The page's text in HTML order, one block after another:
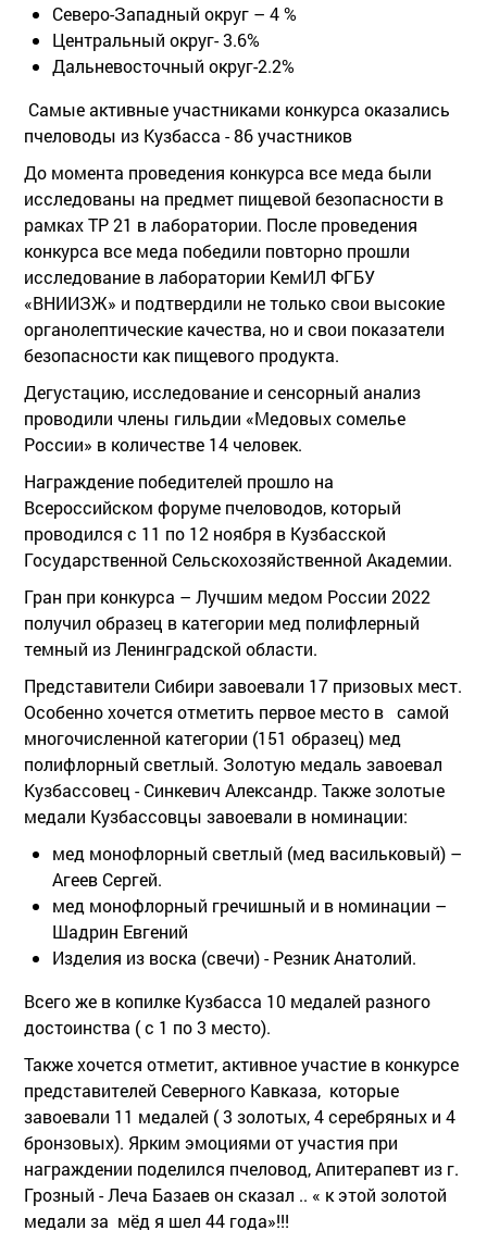
Северо-Западный округ – 4 %
Центральный округ- 3.6%
Дальневосточный округ-2.2%
Самые активные участниками конкурса оказались
пчеловоды из Кузбасса - 86 участников
До момента проведения конкурса все меда были
исследованы на предмет пищевой безопасности в
рамках ТР 21 в лаборатории. После проведения
конкурса все меда победили повторно прошли
исследование в лаборатории КемИЛ ФГБУ
«ВНИИЗЖ» и подтвердили не только свои высокие
органолептические качества, но и свои показатели
безопасности как пищевого продукта.
Дегустацию, исследование и сенсорный анализ
проводили члены гильдии «Медовых сомелье
России» в количестве 14 человек.
Награждение победителей прошло на
Всероссийском форуме пчеловодов, который
проводился с 11 по 12 ноября в Кузбасской
Государственной Сельскохозяйственной Академии.
Гран при конкурса – Лучшим медом России 2022
получил образец в категории мед полифлерный
темный из Ленинградской области.
Представители Сибири завоевали 17 призовых мест.
Особенно хочется отметить первое место в самой
многочисленной категории (151 образец) мед
полифлорный светлый. Золотую медаль завоевал
Кузбассовец - Синкевич Александр. Также золотые
медали Кузбассовцы завоевали в номинации:
мед монофлорный светлый (мед васильковый) –
Агеев Сергей.
мед монофлорный гречишный и в номинации –
Шадрин Евгений
Изделия из воска (свечи) - Резник Анатолий.
Всего же в копилке Кузбасса 10 медалей разного
достоинства ( с 1 по 3 место).
Также хочется отметит, активное участие в конкурсе
представителей Северного Кавказа, которые
завоевали 11 медалей ( 3 золотых, 4 серебряных и 4
бронзовых). Ярким эмоциями от участия при
награждении поделился пчеловод, Апитерапевт из г.
Грозный - Леча Базаев он сказал .. « к этой золотой
медали за мёд я шел 44 года»!!!